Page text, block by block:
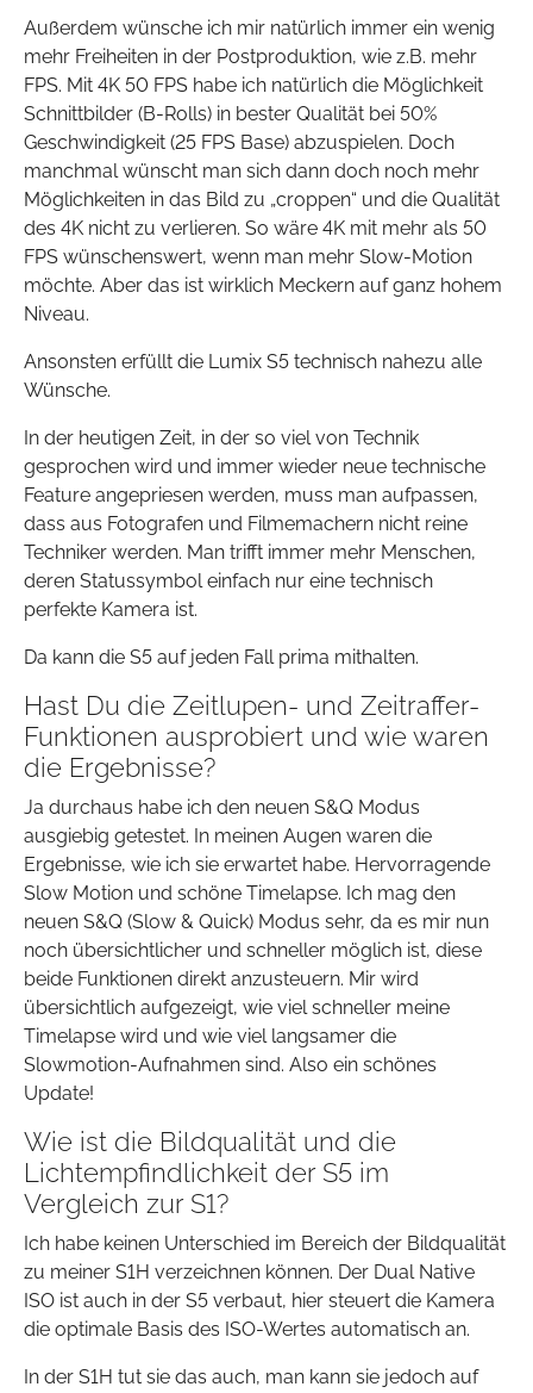
Außerdem wünsche ich mir natürlich immer ein wenig
mehr Freiheiten in der Postproduktion, wie z.B. mehr
FPS. Mit 4K 50 FPS habe ich natürlich die Möglichkeit
Schnittbilder (B-Rolls) in bester Qualität bei 50%
Geschwindigkeit (25 FPS Base) abzuspielen. Doch
manchmal wünscht man sich dann doch noch mehr
Möglichkeiten in das Bild zu „croppen“ und die Qualität
des 4K nicht zu verlieren. So wäre 4K mit mehr als 50
FPS wünschenswert, wenn man mehr Slow-Motion
möchte. Aber das ist wirklich Meckern auf ganz hohem
Niveau.
Ansonsten erfüllt die Lumix S5 technisch nahezu alle
Wünsche.
In der heutigen Zeit, in der so viel von Technik
gesprochen wird und immer wieder neue technische
Feature angepriesen werden, muss man aufpassen,
dass aus Fotografen und Filmemachern nicht reine
Techniker werden. Man trifft immer mehr Menschen,
deren Statussymbol einfach nur eine technisch
perfekte Kamera ist.
Da kann die S5 auf jeden Fall prima mithalten.
Hast Du die Zeitlupen- und Zeitraffer-
Funktionen ausprobiert und wie waren
die Ergebnisse?
Ja durchaus habe ich den neuen S&Q Modus
ausgiebig getestet. In meinen Augen waren die
Ergebnisse, wie ich sie erwartet habe. Hervorragende
Slow Motion und schöne Timelapse. Ich mag den
neuen S&Q (Slow & Quick) Modus sehr, da es mir nun
noch übersichtlicher und schneller möglich ist, diese
beide Funktionen direkt anzusteuern. Mir wird
übersichtlich aufgezeigt, wie viel schneller meine
Timelapse wird und wie viel langsamer die
Slowmotion-Aufnahmen sind. Also ein schönes
Update!
Wie ist die Bildqualität und die
Lichtempfindlichkeit der S5 im
Vergleich zur S1?
Ich habe keinen Unterschied im Bereich der Bildqualität
zu meiner S1H verzeichnen können. Der Dual Native
ISO ist auch in der S5 verbaut, hier steuert die Kamera
die optimale Basis des ISO-Wertes automatisch an.
In der S1H tut sie das auch, man kann sie jedoch auf